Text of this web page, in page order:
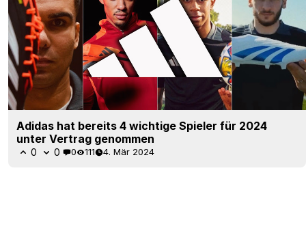
Adidas hat bereits 4 wichtige Spieler für 2024
unter Vertrag genommen
0 0 0 111 4. Mär 2024